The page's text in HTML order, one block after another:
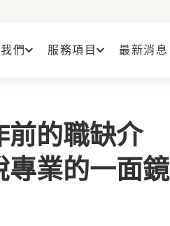
們
服務項目 最新消息
前的職缺介
業的一面鏡